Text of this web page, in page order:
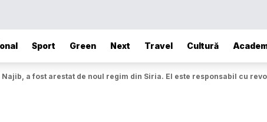
Sport Green Next Travel Cultură
a fost arestat de noul regim din Siria. El este responsabil cu